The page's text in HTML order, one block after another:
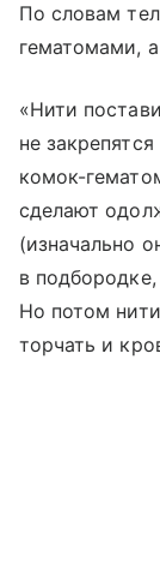
По словам
гематомами,
«Нити
не
комок-
сделают
(изначально
в
Но потом
торчать и